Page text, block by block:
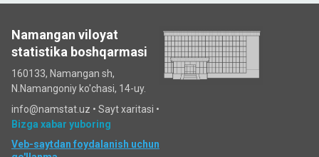
Namangan viloyat
statistika boshqarmasi
160133, Namangan sh,
N.Namangoniy ko'chasi, 14-uy.
info@namstat.uz • Sayt xaritasi •
Bizga xabar yuboring
Veb-saytdan foydalanish uchun